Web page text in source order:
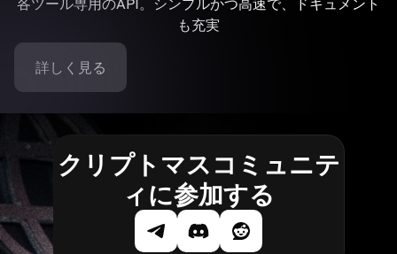
各ツール専用のAPI。シンプルかつ高速で、ドキュメント
も充実
詳しく見る
クリプトマスコミュニテ
ィに参加する